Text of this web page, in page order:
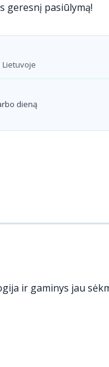
geresnį pasiūlymą!
dieną
ir gaminys jau